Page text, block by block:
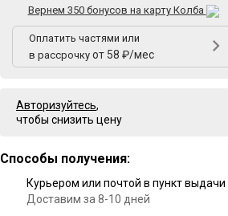
Вернем 350 бонусов на карту Колба
Оплатить частями или
в рассрочку от 58 ₽/мес
Авторизуйтесь,
чтобы снизить цену
Способы получения:
Курьером или почтой в пункт выдачи
Доставим за 8-10 дней